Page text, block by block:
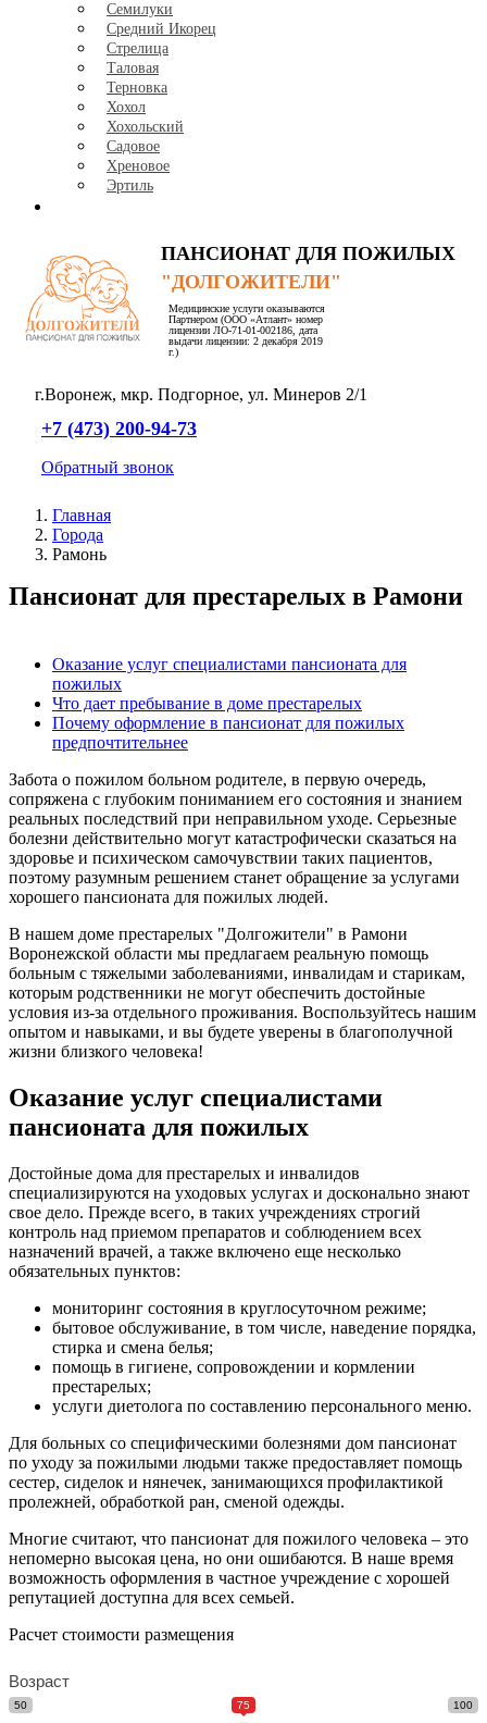
Семилуки
Средний Икорец
Стрелица
Таловая
Терновка
Хохол
Хохольский
Садовое
Хреновое
Эртиль
ПАНСИОНАТ ДЛЯ ПОЖИЛЫХ
"ДОЛГОЖИТЕЛИ"
Медицинские услуги оказываются
Партнером (ООО «Атлант» номер
лицензии ЛО-71-01-002186, дата
выдачи лицензии: 2 декабря 2019
г.)
г.Воронеж, мкр. Подгорное, ул. Минеров 2/1
+7 (473) 200-94-73
Обратный звонок
Главная
Города
Рамонь
Пансионат для престарелых в Рамони
Оказание услуг специалистами пансионата для
пожилых
Что дает пребывание в доме престарелых
Почему оформление в пансионат для пожилых
предпочтительнее
Забота о пожилом больном родителе, в первую очередь,
сопряжена с глубоким пониманием его состояния и знанием
реальных последствий при неправильном уходе. Серьезные
болезни действительно могут катастрофически сказаться на
здоровье и психическом самочувствии таких пациентов,
поэтому разумным решением станет обращение за услугами
хорошего пансионата для пожилых людей.
В нашем доме престарелых "Долгожители" в Рамони
Воронежской области мы предлагаем реальную помощь
больным с тяжелыми заболеваниями, инвалидам и старикам,
которым родственники не могут обеспечить достойные
условия из-за отдельного проживания. Воспользуйтесь нашим
опытом и навыками, и вы будете уверены в благополучной
жизни близкого человека!
Оказание услуг специалистами
пансионата для пожилых
Достойные дома для престарелых и инвалидов
специализируются на уходовых услугах и досконально знают
свое дело. Прежде всего, в таких учреждениях строгий
контроль над приемом препаратов и соблюдением всех
назначений врачей, а также включено еще несколько
обязательных пунктов:
мониторинг состояния в круглосуточном режиме;
бытовое обслуживание, в том числе, наведение порядка,
стирка и смена белья;
помощь в гигиене, сопровождении и кормлении
престарелых;
услуги диетолога по составлению персонального меню.
Для больных со специфическими болезнями дом пансионат
по уходу за пожилыми людьми также предоставляет помощь
сестер, сиделок и нянечек, занимающихся профилактикой
пролежней, обработкой ран, сменой одежды.
Многие считают, что пансионат для пожилого человека – это
непомерно высокая цена, но они ошибаются. В наше время
возможность оформления в частное учреждение с хорошей
репутацией доступна для всех семьей.
Расчет стоимости размещения